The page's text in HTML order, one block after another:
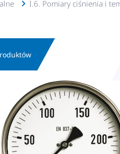
I.6. Pomiary ciśnienia i